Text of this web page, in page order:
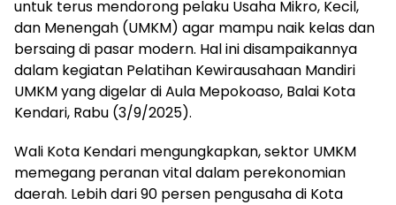
untuk terus mendorong pelaku Usaha Mikro, Kecil,
dan Menengah (UMKM) agar mampu naik kelas dan
bersaing di pasar modern. Hal ini disampaikannya
dalam kegiatan Pelatihan Kewirausahaan Mandiri
UMKM yang digelar di Aula Mepokoaso, Balai Kota
Kendari, Rabu (3/9/2025).
Wali Kota Kendari mengungkapkan, sektor UMKM
memegang peranan vital dalam perekonomian
daerah. Lebih dari 90 persen pengusaha di Kota